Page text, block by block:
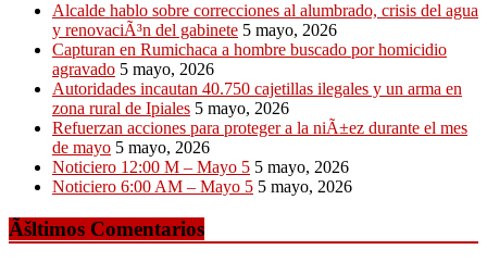
Alcalde hablo sobre correcciones al alumbrado, crisis del agua
y renovaciÃ³n del gabinete 5 mayo, 2026
Capturan en Rumichaca a hombre buscado por homicidio
agravado 5 mayo, 2026
Autoridades incautan 40.750 cajetillas ilegales y un arma en
zona rural de Ipiales 5 mayo, 2026
Refuerzan acciones para proteger a la niÃ±ez durante el mes
de mayo 5 mayo, 2026
Noticiero 12:00 M – Mayo 5 5 mayo, 2026
Noticiero 6:00 AM – Mayo 5 5 mayo, 2026
Ãšltimos Comentarios